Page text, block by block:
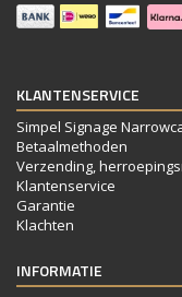
KLANTENSERVICE
Simpel Signage
Betaalmethoden
Verzending,
Klantenservice
Garantie
Klachten
INFORMATIE